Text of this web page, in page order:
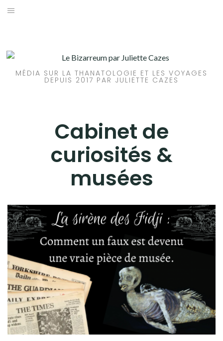
Aller
MÉDIA SUR LA THANATOLOGIE ET LES VOYAGES
DEPUIS 2017 PAR JULIETTE CAZES
Cabinet de
curiosités &
musées
ANTHROPOLOGIE BIOLOGIQUE /
ARCHÉOLOGIE
CABINET DE CURIOSITÉS & MUSÉES
CHASSE AUX RELIQUES
FUNÉRAIRE CONTEMPORAIN
INTERVIEWS
VISITES DE CIMETIÈRES
VOYAGE
LIVRES
A PROPOS
CONTACT